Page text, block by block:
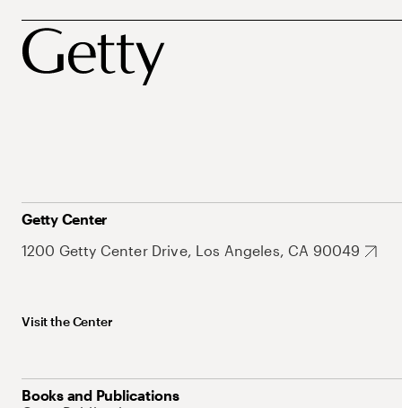
Getty Center
1200 Getty Center Drive, Los Angeles, CA 90049
Visit the Center
Books and Publications